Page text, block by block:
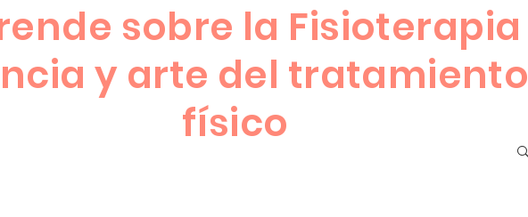
sobre la Fisioterapia
y arte del tratamiento
físico